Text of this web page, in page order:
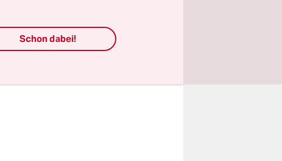
Schon dabei!